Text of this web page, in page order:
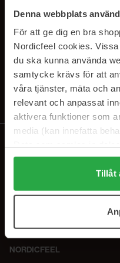
Denna webbplats
För att ge dig en bra
Nordicfeel cookies.
du ska kunna använda
samtycke krävs för att
våra tjänster, mäta och
relevant och anpassat
aktivera funktioner som
media (kan innefatta
Genom att trycka på
alla cookies, medan du
användningen av
samt vår Integritetspolicy.
Tillåt
SUBSCRIBE
NEWSLETTER
Tilaamalla hyväksyt
tahansa.
NORDICFEEL